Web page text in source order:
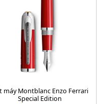
máy Montblanc Enzo Ferrari
Special Edition